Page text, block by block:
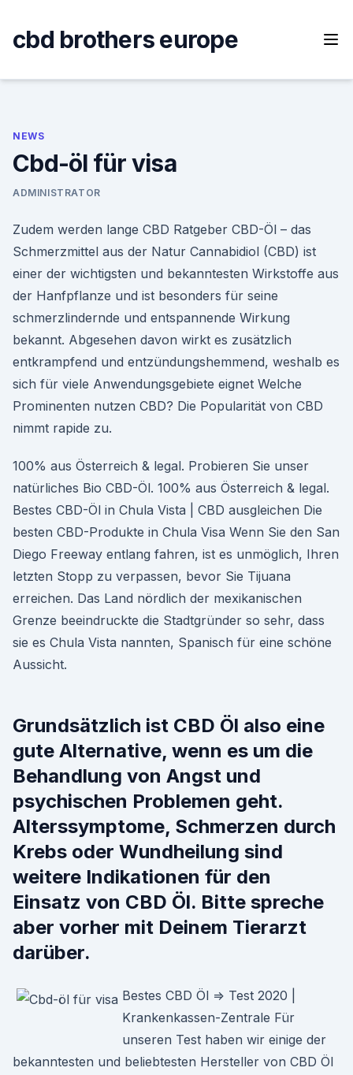
content
cbd brothers europe
NEWS
Cbd-öl für visa
ADMINISTRATOR
Zudem werden lange CBD Ratgeber CBD-Öl – das
Schmerzmittel aus der Natur Cannabidiol (CBD) ist
einer der wichtigsten und bekanntesten Wirkstoffe aus
der Hanfpflanze und ist besonders für seine
schmerzlindernde und entspannende Wirkung
bekannt. Abgesehen davon wirkt es zusätzlich
entkrampfend und entzündungshemmend, weshalb es
sich für viele Anwendungsgebiete eignet Welche
Prominenten nutzen CBD? Die Popularität von CBD
nimmt rapide zu.
100% aus Österreich & legal. Probieren Sie unser
natürliches Bio CBD-Öl. 100% aus Österreich & legal.
Bestes CBD-Öl in Chula Vista | CBD ausgleichen Die
besten CBD-Produkte in Chula Visa Wenn Sie den San
Diego Freeway entlang fahren, ist es unmöglich, Ihren
letzten Stopp zu verpassen, bevor Sie Tijuana
erreichen. Das Land nördlich der mexikanischen
Grenze beeindruckte die Stadtgründer so sehr, dass
sie es Chula Vista nannten, Spanisch für eine schöne
Aussicht.
Grundsätzlich ist CBD Öl also eine
gute Alternative, wenn es um die
Behandlung von Angst und
psychischen Problemen geht.
Alterssymptome, Schmerzen durch
Krebs oder Wundheilung sind
weitere Indikationen für den
Einsatz von CBD Öl. Bitte spreche
aber vorher mit Deinem Tierarzt
darüber.
Bestes CBD Öl ⇒ Test 2020 |
Krankenkassen-Zentrale Für
unseren Test haben wir einige der
bekanntesten und beliebtesten Hersteller von CBD Öl